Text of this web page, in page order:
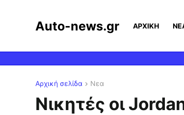
Auto-news.gr ΑΡΧΙΚΗ
Αρχική σελίδα Νεα
Νικητές οι